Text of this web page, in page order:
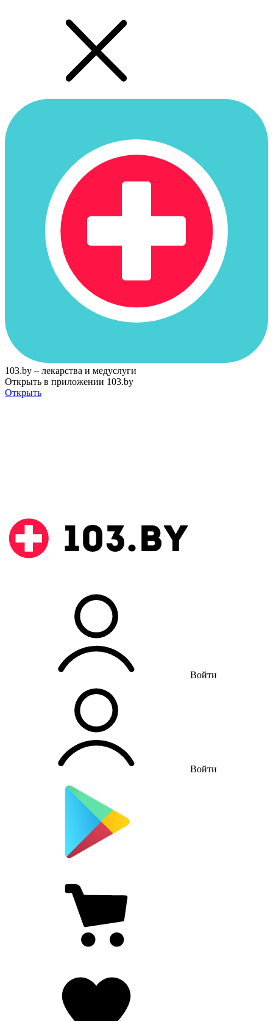
103.by – лекарства и медуслуги
Открыть в приложении 103.by
Открыть
Войти
Войти